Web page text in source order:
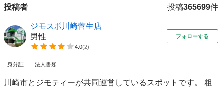
投稿者 投稿365699件
ジモスポ川崎菅生店
男性
4.0(2)
フォローする
身分証 法人書類
川崎市とジモティーが共同運営しているスポットです。 粗